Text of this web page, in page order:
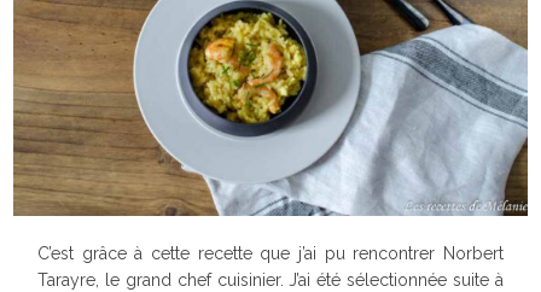
C’est grâce à cette recette que j’ai pu rencontrer Norbert
Tarayre, le grand chef cuisinier. J’ai été sélectionnée suite à